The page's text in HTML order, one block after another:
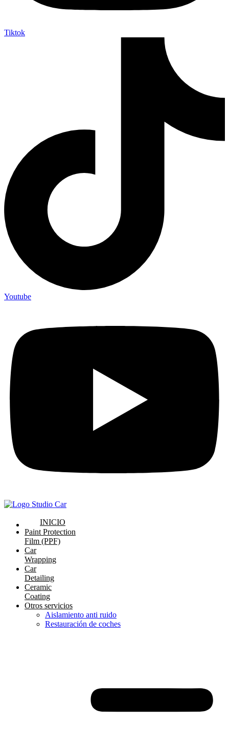
Tiktok
Youtube
INICIO
Paint Protection
Film (PPF)
Car
Wrapping
Car
Detailing
Ceramic
Coating
Otros servicios
Aislamiento anti ruido
Restauración de coches